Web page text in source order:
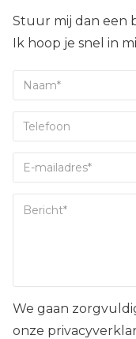
Stuur mij dan een
Ik hoop je snel in
We gaan
onze